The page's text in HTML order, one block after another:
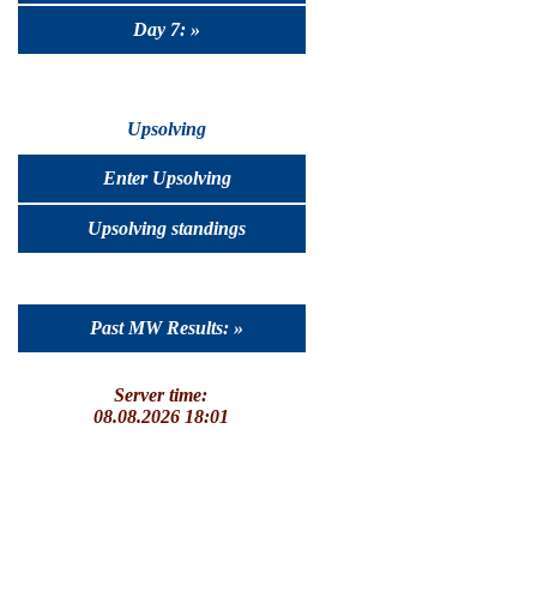
Day 7: »
Upsolving
Enter Upsolving
Upsolving standings
Past MW Results: »
Server time:
08.08.2026 18:01